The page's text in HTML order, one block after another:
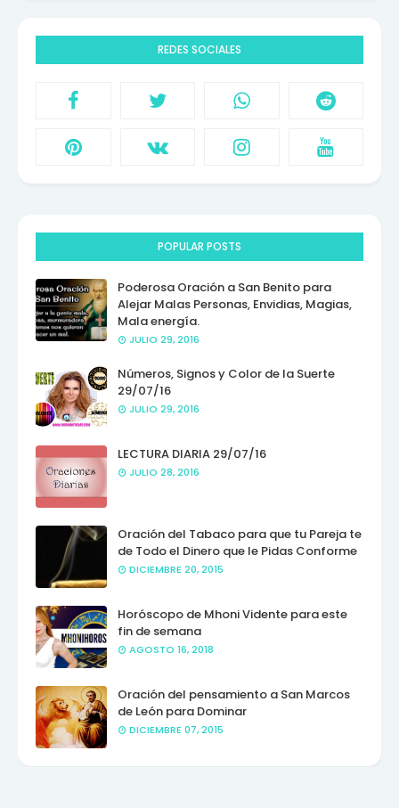
REDES SOCIALES
POPULAR POSTS
Poderosa Oración a San Benito para
Alejar Malas Personas, Envidias, Magias,
Mala energía.
JULIO 29, 2016
Números, Signos y Color de la Suerte
29/07/16
JULIO 29, 2016
LECTURA DIARIA 29/07/16
JULIO 28, 2016
Oración del Tabaco para que tu Pareja te
de Todo el Dinero que le Pidas Conforme
DICIEMBRE 20, 2015
Horóscopo de Mhoni Vidente para este
fin de semana
AGOSTO 16, 2018
Oración del pensamiento a San Marcos
de León para Dominar
DICIEMBRE 07, 2015